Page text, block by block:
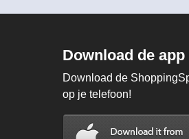
Download de app
Download de
op je telefoon!